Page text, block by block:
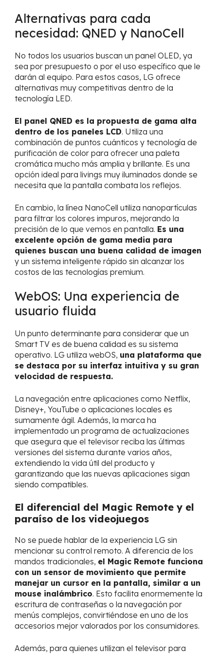
Alternativas para cada
necesidad: QNED y NanoCell
No todos los usuarios buscan un panel OLED, ya
sea por presupuesto o por el uso específico que le
darán al equipo. Para estos casos, LG ofrece
alternativas muy competitivas dentro de la
tecnología LED.
El panel QNED es la propuesta de gama alta
dentro de los paneles LCD. Utiliza una
combinación de puntos cuánticos y tecnología de
purificación de color para ofrecer una paleta
cromática mucho más amplia y brillante. Es una
opción ideal para livings muy iluminados donde se
necesita que la pantalla combata los reflejos.
En cambio, la línea NanoCell utiliza nanopartículas
para filtrar los colores impuros, mejorando la
precisión de lo que vemos en pantalla. Es una
excelente opción de gama media para
quienes buscan una buena calidad de imagen
y un sistema inteligente rápido sin alcanzar los
costos de las tecnologías premium.
WebOS: Una experiencia de
usuario fluida
Un punto determinante para considerar que un
Smart TV es de buena calidad es su sistema
operativo. LG utiliza webOS, una plataforma que
se destaca por su interfaz intuitiva y su gran
velocidad de respuesta.
La navegación entre aplicaciones como Netflix,
Disney+, YouTube o aplicaciones locales es
sumamente ágil. Además, la marca ha
implementado un programa de actualizaciones
que asegura que el televisor reciba las últimas
versiones del sistema durante varios años,
extendiendo la vida útil del producto y
garantizando que las nuevas aplicaciones sigan
siendo compatibles.
El diferencial del Magic Remote y el
paraíso de los videojuegos
No se puede hablar de la experiencia LG sin
mencionar su control remoto. A diferencia de los
mandos tradicionales, el Magic Remote funciona
con un sensor de movimiento que permite
manejar un cursor en la pantalla, similar a un
mouse inalámbrico. Esto facilita enormemente la
escritura de contraseñas o la navegación por
menús complejos, convirtiéndose en uno de los
accesorios mejor valorados por los consumidores.
Además, para quienes utilizan el televisor para